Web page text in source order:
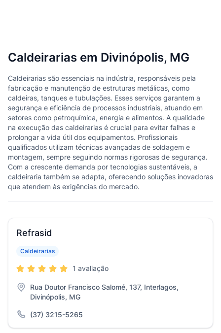
Caldeirarias em Divinópolis, MG
Caldeirarias são essenciais na indústria, responsáveis pela
fabricação e manutenção de estruturas metálicas, como
caldeiras, tanques e tubulações. Esses serviços garantem a
segurança e eficiência de processos industriais, atuando em
setores como petroquímica, energia e alimentos. A qualidade
na execução das caldeirarias é crucial para evitar falhas e
prolongar a vida útil dos equipamentos. Profissionais
qualificados utilizam técnicas avançadas de soldagem e
montagem, sempre seguindo normas rigorosas de segurança.
Com a crescente demanda por tecnologias sustentáveis, a
caldeiraria também se adapta, oferecendo soluções inovadoras
que atendem às exigências do mercado.
Refrasid
Caldeirarias
1 avaliação
Rua Doutor Francisco Salomé, 137, Interlagos,
Divinópolis, MG
(37) 3215-5265